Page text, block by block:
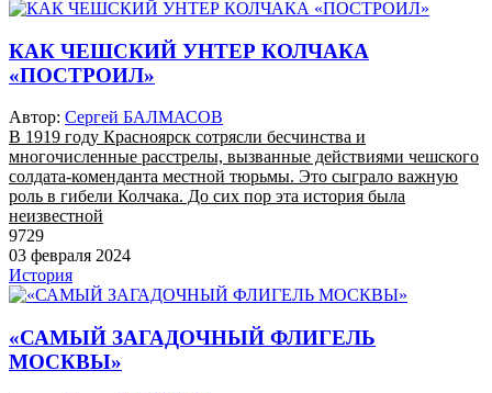
КАК ЧЕШСКИЙ УНТЕР КОЛЧАКА
«ПОСТРОИЛ»
Автор: Сергей БАЛМАСОВ
В 1919 году Красноярск сотрясли бесчинства и
многочисленные расстрелы, вызванные действиями чешского
солдата-коменданта местной тюрьмы. Это сыграло важную
роль в гибели Колчака. До сих пор эта история была
неизвестной
9729
03 февраля 2024
История
«САМЫЙ ЗАГАДОЧНЫЙ ФЛИГЕЛЬ
МОСКВЫ»